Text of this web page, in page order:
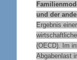
und der
Ergebnis
(OECD). Im
Abgabenlast